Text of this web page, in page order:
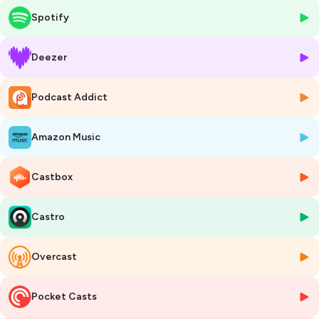
J’ai réappris à rêver il y a 5 ans.
Je me suis remise en question. Je me suis réjouie. J’ai lutté. J’ai
Aujourd’hui, ma vie est simple.
J’imagine un rêve. Je le réalise.
Et toi, qu’attends-tu pour réaliser tes rêves ?
#reve #courage #sortirducadre
Rejoins-nous au séminaire Oser RÊVER pour Oser FAIRE, une journée
pour assumer vos ambitions et passer à l’action.
professionnelle pour combiner tes désirs profonds et tes ambitions.
Tu repars avec plus de clarté pour prendre des décisions et passer à
l’action.
Pour plus de détails, ça se passe par ici 👉
https://lafabriqueareve.fr/seminaire-oser-rever-pour-oser-faire/.
Hébergé par Ausha. Visitez
pour plus d'informations.
Spotify
Deezer
Podcast Addict
Amazon Music
Castbox
Castro
Overcast
Pocket Casts